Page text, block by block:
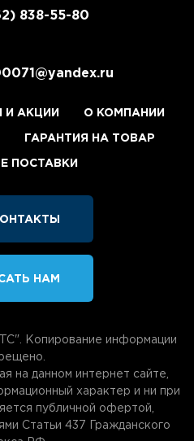
838-55-80
И АКЦИИ О КОМПАНИИ
ГАРАНТИЯ НА ТОВАР
ПОСТАВКИ
НАМ
Копирование информации
на данном интернет сайте,
характер и ни при
публичной офертой,
Статьи 437 Гражданского